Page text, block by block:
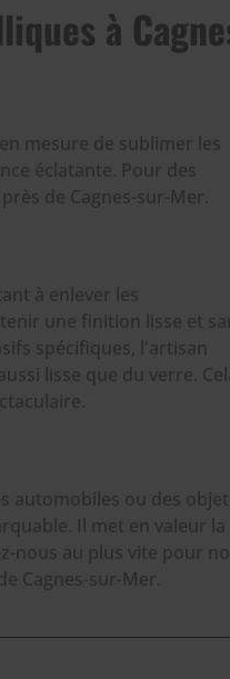
à
mesure de sublimer les
éclatante. Pour des
de Cagnes-sur-Mer.
à enlever les
une finition lisse et
spécifiques, l'artisan
lisse que du verre.
automobiles ou des
Il met en valeur la
nous au plus vite pour
Cagnes-sur-Mer.